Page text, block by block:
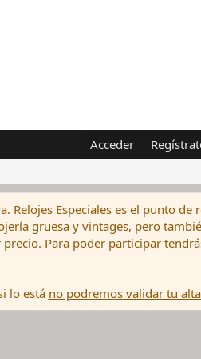
Acceder
Relojes Especiales es el punto de
gruesa y vintages, pero
Para poder participar
lo está no podremos validar tu